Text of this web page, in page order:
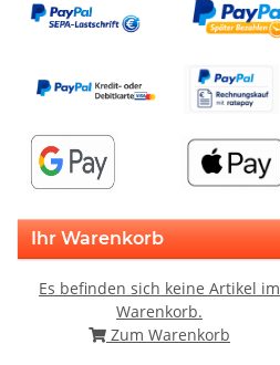
Ihr Warenkorb
Es befinden sich keine Artikel im
Warenkorb.
Zum Warenkorb